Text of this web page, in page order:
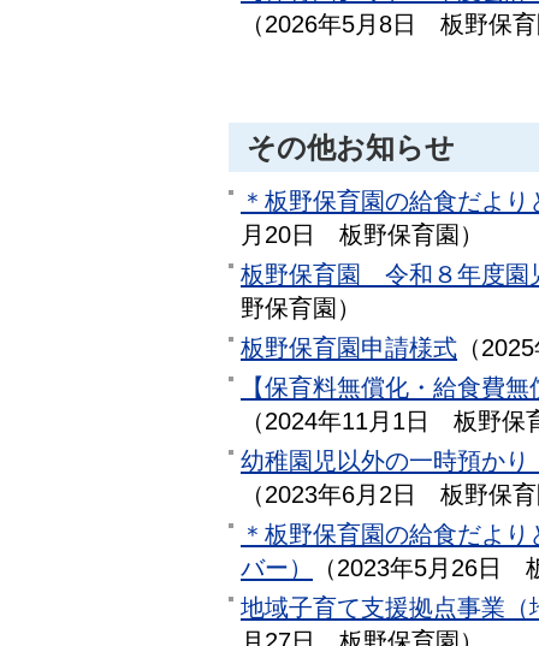
（2026年5月8日 板野保
その他お知らせ
＊板野保育園の給食だよ
月20日
板野保育園 ）
板野保育園 令和８年度園
野保育園 ）
板野保育園申請様式 （
【保育料無償化・給食費
（2024年11月1日
板野保
幼稚園児以外の一時預か
（2023年6月2日
板野保
＊板野保育園の給食だよ
バー）
（2023年5月26日
地域子育て支援拠点事業